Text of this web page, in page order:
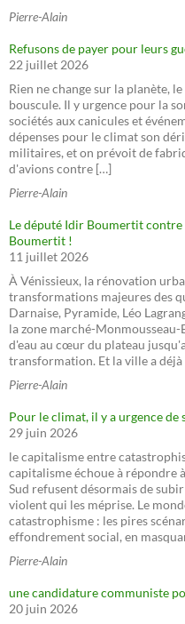
Pierre-Alain
Refusons de payer pour leurs
22 juillet 2026
Rien ne change sur la planète,
bouscule. Il y urgence pour la
sociétés aux canicules et
dépenses pour le climat son
militaires, et on prévoit de
d'avions contre […]
Pierre-Alain
Le député Idir Boumertit
Boumertit !
11 juillet 2026
À Vénissieux, la rénovation
transformations majeures des
Darnaise, Pyramide, Léo
la zone marché-
d'eau au cœur du plateau
transformation. Et la ville a
Pierre-Alain
Pour le climat, il y a urgence de
29 juin 2026
le capitalisme entre
capitalisme échoue à répondre
Sud refusent désormais de
violent qui les méprise. Le
catastrophisme : les pires
effondrement social, en
Pierre-Alain
une candidature communiste
20 juin 2026